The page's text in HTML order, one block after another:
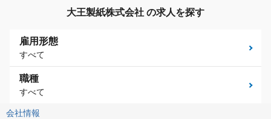
大王製紙株式会社 の求人を探す
雇用形態
すべて
職種
すべて
会社情報